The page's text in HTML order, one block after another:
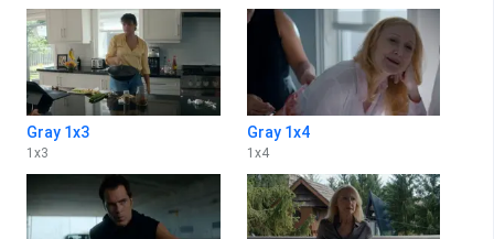
Gray 1x3
1 x3
Gray 1x4
1 x4